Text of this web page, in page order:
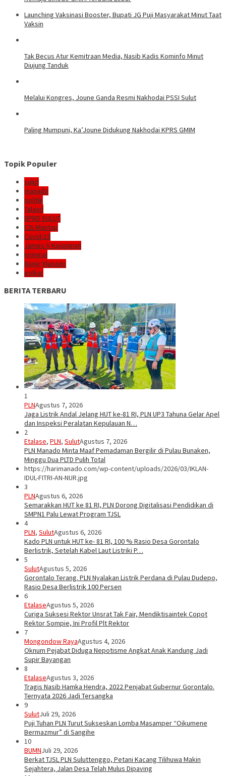
Launching Vaksinasi Booster, Bupati JG Puji Masyarakat Minut Taat
Vaksin
Tak Becus Atur Kemitraan Media, Nasib Kadis Kominfo Minut
Diujung Tanduk
Melalui Kongres, Joune Ganda Resmi Nakhodai PSSI Sulut
Paling Mumpuni, Ka’Joune Didukung Nakhodai KPRS GMIM
Topik Populer
sulut
manado
politik
Talaud
DPRD SULUT
E2L-Mantap
Covid-19
James A Kojongian
kriminal
Banjir Manado
golkar
BERITA TERBARU
1
PLNAgustus 7, 2026
Jaga Listrik Andal Jelang HUT ke-81 RI, PLN UP3 Tahuna Gelar Apel
dan Inspeksi Peralatan Kepulauan N…
2
Etalase, PLN, SulutAgustus 7, 2026
PLN Manado Minta Maaf Pemadaman Bergilir di Pulau Bunaken,
Minggu Dua PLTD Pulih Total
https://harimanado.com/wp-content/uploads/2026/03/IKLAN-
IDUL-FITRI-AN-NUR.jpg
3
PLNAgustus 6, 2026
Semarakkan HUT ke 81 RI, PLN Dorong Digitalisasi Pendidikan di
SMPN1 Palu Lewat Program TJSL
4
PLN, SulutAgustus 6, 2026
Kado PLN untuk HUT ke- 81 RI, 100 % Rasio Desa Gorontalo
Berlistrik, Setelah Kabel Laut Listriki P…
5
SulutAgustus 5, 2026
Gorontalo Terang. PLN Nyalakan Listrik Perdana di Pulau Dudepo,
Rasio Desa Berlistrik 100 Persen
6
EtalaseAgustus 5, 2026
Curiga Suksesi Rektor Unsrat Tak Fair, Mendiktisaintek Copot
Rektor Sompie, Ini Profil Plt Rektor
7
Mongondow RayaAgustus 4, 2026
Oknum Pejabat Diduga Nepotisme Angkat Anak Kandung Jadi
Supir Bayangan
8
EtalaseAgustus 3, 2026
Tragis Nasib Hamka Hendra, 2022 Penjabat Gubernur Gorontalo.
Ternyata 2026 Jadi Tersangka
9
SulutJuli 29, 2026
Puji Tuhan PLN Turut Sukseskan Lomba Masamper “Oikumene
Bermazmur” di Sangihe
10
BUMNJuli 29, 2026
Berkat TJSL PLN Suluttenggo, Petani Kacang Tilihuwa Makin
Sejahtera, Jalan Desa Telah Mulus Dipaving